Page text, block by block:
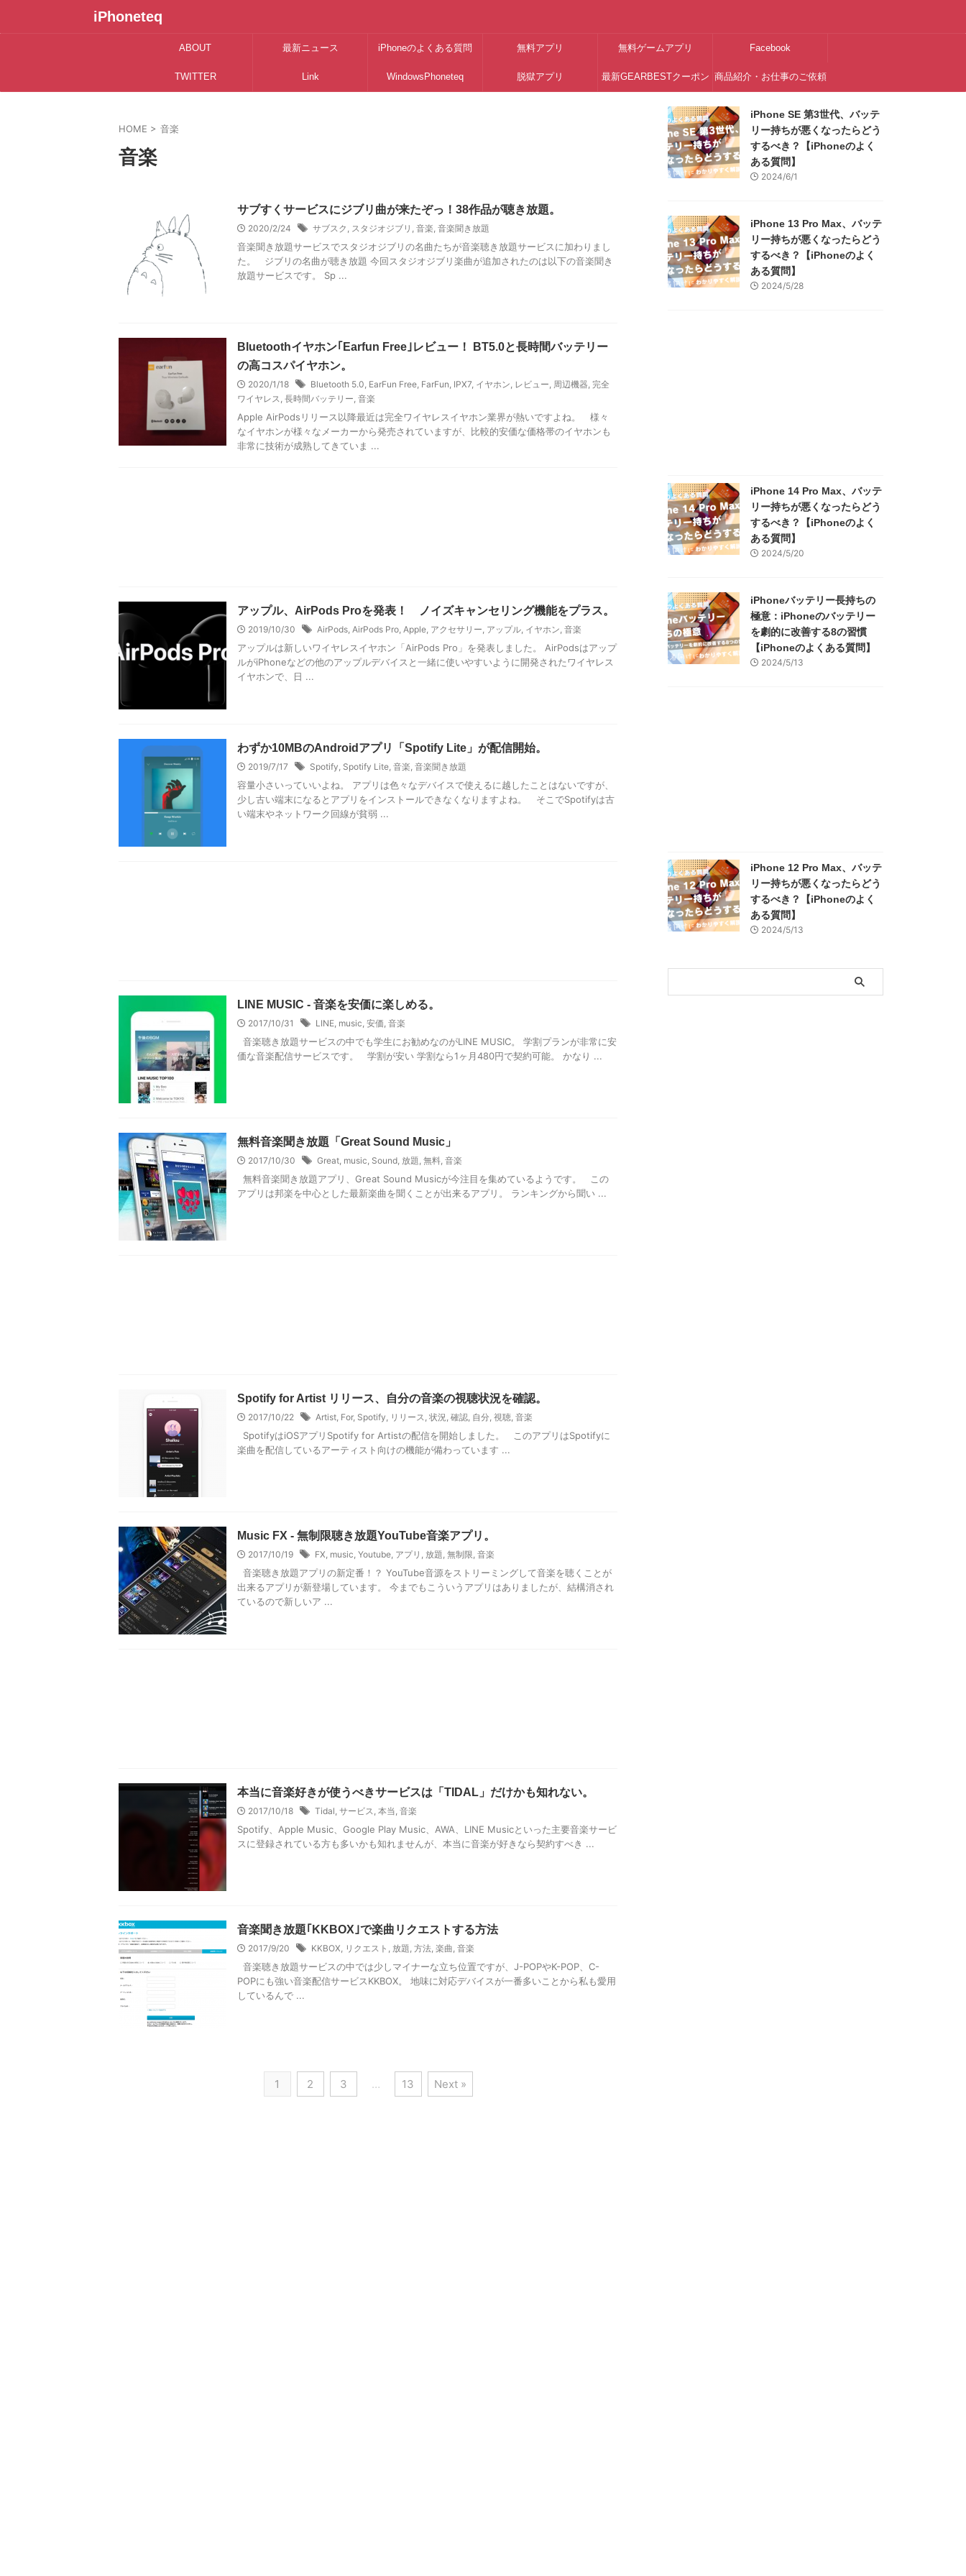
iPhoneteq
ABOUT 最新ニュース iPhoneのよくある質問 無料アプリ 無料ゲームアプリ Facebook
TWITTER Link WindowsPhoneteq 脱獄アプリ 最新GEARBESTクーポン 商品紹介・お仕事のご依頼
HOME > 音楽
音楽
サブすくサービスにジブリ曲が来たぞっ！38作品が聴き放題。
2020/2/24 サブスク , スタジオジブリ , 音楽, 音楽聞き放題
音楽聞き放題サービスでスタジオジブリの名曲たちが音楽聴き放題サービスに加わりまし
た。 ジブリの名曲が聴き放題 今回スタジオジブリ楽曲が追加されたのは以下の音楽聞き
放題サービスです。 Sp ...
Bluetoothイヤホン｢Earfun Free｣レビュー！ BT5.0と長時間バッテリー
の高コスパイヤホン。
2020/1/18 Bluetooth 5.0, EarFun Free, FarFun, IPX7, イヤホン, レビュー, 周辺機器, 完全
ワイヤレス, 長時間バッテリー, 音楽
Apple AirPodsリリース以降最近は完全ワイヤレスイヤホン業界が熱いですよね。 様々
なイヤホンが様々なメーカーから発売されていますが、比較的安価な価格帯のイヤホンも
非常に技術が成熟してきていま ...
アップル、AirPods Proを発表！ ノイズキャンセリング機能をプラス。
2019/10/30 AirPods, AirPods Pro, Apple, アクセサリー, アップル, イヤホン, 音楽
アップルは新しいワイヤレスイヤホン「AirPods Pro」を発表しました。 AirPodsはアップ
ルがiPhoneなどの他のアップルデバイスと一緒に使いやすいように開発されたワイヤレス
イヤホンで、日 ...
わずか10MBのAndroidアプリ「Spotify Lite」が配信開始。
2019/7/17 Spotify, Spotify Lite, 音楽, 音楽聞き放題
容量小さいっていいよね。 アプリは色々なデバイスで使えるに越したことはないですが、
少し古い端末になるとアプリをインストールできなくなりますよね。 そこでSpotifyは古
い端末やネットワーク回線が貧弱 ...
LINE MUSIC - 音楽を安価に楽しめる。
2017/10/31 LINE, music, 安価, 音楽
音楽聴き放題サービスの中でも学生にお勧めなのがLINE MUSIC。 学割プランが非常に安
価な音楽配信サービスです。 学割が安い 学割なら1ヶ月480円で契約可能。 かなり ...
無料音楽聞き放題「Great Sound Music」
2017/10/30 Great, music, Sound, 放題, 無料, 音楽
無料音楽聞き放題アプリ、Great Sound Musicが今注目を集めているようです。 この
アプリは邦楽を中心とした最新楽曲を聞くことが出来るアプリ。 ランキングから聞い ...
Spotify for Artist リリース、自分の音楽の視聴状況を確認。
2017/10/22 Artist, For, Spotify, リリース, 状況, 確認, 自分, 視聴, 音楽
SpotifyはiOSアプリSpotify for Artistの配信を開始しました。 このアプリはSpotifyに
楽曲を配信しているアーティスト向けの機能が備わっています ...
Music FX - 無制限聴き放題YouTube音楽アプリ。
2017/10/19 FX, music, Youtube, アプリ , 放題, 無制限, 音楽
音楽聴き放題アプリの新定番！？ YouTube音源をストリーミングして音楽を聴くことが
出来るアプリが新登場しています。 今までもこういうアプリはありましたが、結構消され
ているので新しいア ...
本当に音楽好きが使うべきサービスは「TIDAL」だけかも知れない。
2017/10/18 Tidal, サービス, 本当, 音楽
Spotify、Apple Music、Google Play Music、AWA、LINE Musicといった主要音楽サービ
スに登録されている方も多いかも知れませんが、本当に音楽が好きなら契約すべき ...
音楽聞き放題｢KKBOX｣で楽曲リクエストする方法
2017/9/20 KKBOX, リクエスト , 放題, 方法, 楽曲, 音楽
音楽聴き放題サービスの中では少しマイナーな立ち位置ですが、J-POPやK-POP、C-
POPにも強い音楽配信サービスKKBOX。 地味に対応デバイスが一番多いことから私も愛用
しているんで ...
1 2 3 … 13 Next »
iPhone SE 第3世代、バッテ
リー持ちが悪くなったらどう
するべき？【iPhoneのよく
ある質問】
2024/6/1
iPhone 13 Pro Max、バッテ
リー持ちが悪くなったらどう
するべき？【iPhoneのよく
ある質問】
2024/5/28
iPhone 14 Pro Max、バッテ
リー持ちが悪くなったらどう
するべき？【iPhoneのよく
ある質問】
2024/5/20
iPhoneバッテリー長持ちの
極意：iPhoneのバッテリー
を劇的に改善する8の習慣
【iPhoneのよくある質問】
2024/5/13
iPhone 12 Pro Max、バッテ
リー持ちが悪くなったらどう
するべき？【iPhoneのよく
ある質問】
2024/5/13